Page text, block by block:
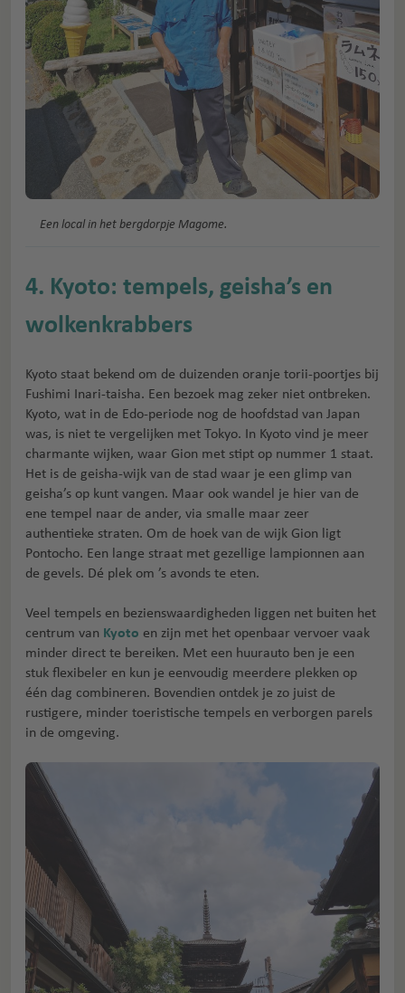
Een local in het bergdorpje Magome.
4. Kyoto: tempels, geisha’s en
wolkenkrabbers
Kyoto staat bekend om de duizenden oranje torii-poortjes bij
Fushimi Inari-taisha. Een bezoek mag zeker niet ontbreken.
Kyoto, wat in de Edo-periode nog de hoofdstad van Japan
was, is niet te vergelijken met Tokyo. In Kyoto vind je meer
charmante wijken, waar Gion met stipt op nummer 1 staat.
Het is de geisha-wijk van de stad waar je een glimp van
geisha’s op kunt vangen. Maar ook wandel je hier van de
ene tempel naar de ander, via smalle maar zeer
authentieke straten. Om de hoek van de wijk Gion ligt
Pontocho. Een lange straat met gezellige lampionnen aan
de gevels. Dé plek om ’s avonds te eten.
Veel tempels en bezienswaardigheden liggen net buiten het
centrum van Kyoto en zijn met het openbaar vervoer vaak
minder direct te bereiken. Met een huurauto ben je een
stuk flexibeler en kun je eenvoudig meerdere plekken op
één dag combineren. Bovendien ontdek je zo juist de
rustigere, minder toeristische tempels en verborgen parels
in de omgeving.